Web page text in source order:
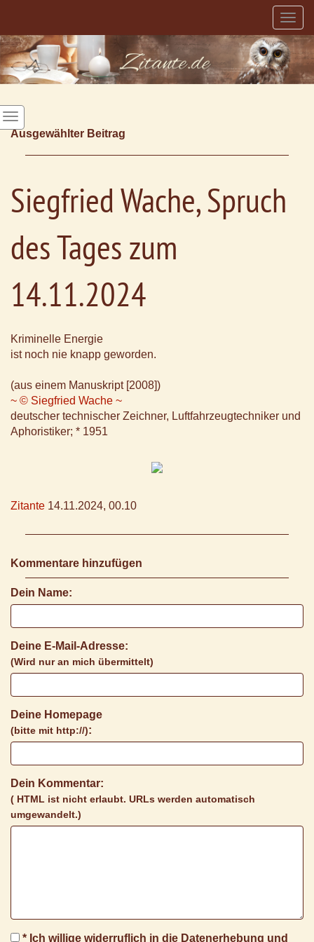
Ausgewählter Beitrag
Siegfried Wache, Spruch
des Tages zum
14.11.2024
Kriminelle Energie
ist noch nie knapp geworden.
(aus einem Manuskript [2008])
~ © Siegfried Wache ~
deutscher technischer Zeichner, Luftfahrzeugtechniker und
Aphoristiker; * 1951
Zitante 14.11.2024, 00.10
Kommentare hinzufügen
Dein Name:
Deine E-Mail-Adresse:
(Wird nur an mich übermittelt)
Deine Homepage
(bitte mit http://):
Dein Kommentar:
( HTML ist nicht erlaubt. URLs werden automatisch
umgewandelt.)
* Ich willige widerruflich in die Datenerhebung und